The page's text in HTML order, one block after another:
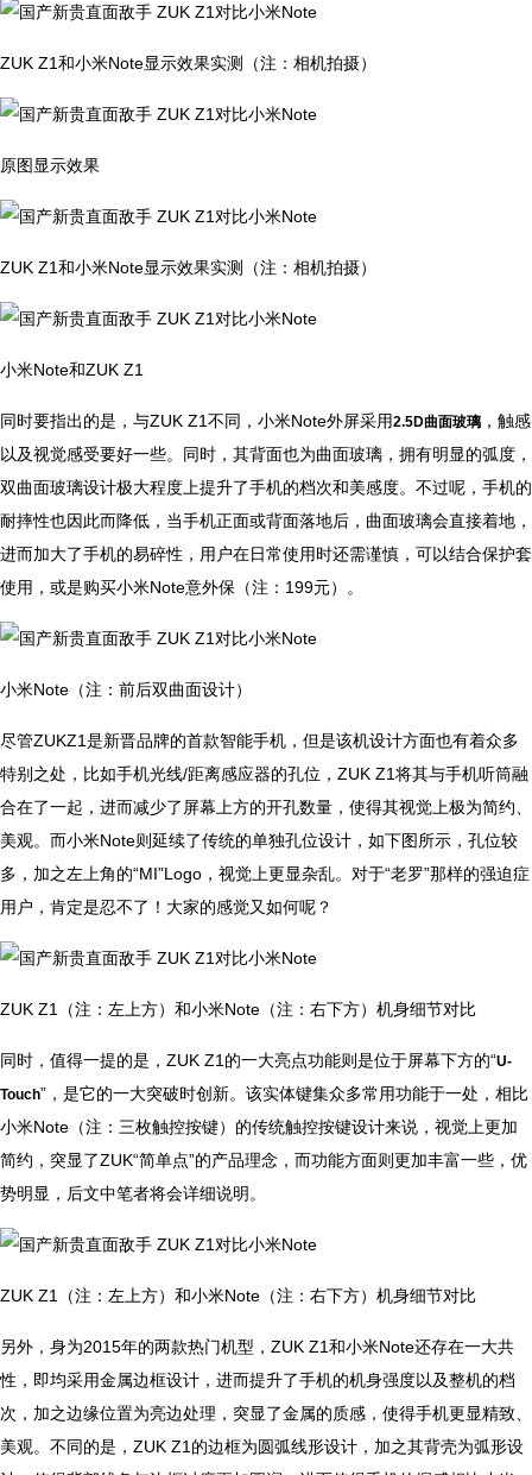
ZUK Z1和小米Note显示效果实测（注：相机拍摄）
原图显示效果
ZUK Z1和小米Note显示效果实测（注：相机拍摄）
小米Note和ZUK Z1
同时要指出的是，与ZUK Z1不同，小米Note外屏采用2.5D曲面玻璃 ，触感
以及视觉感受要好一些。同时，其背面也为曲面玻璃，拥有明显的弧度，
双曲面玻璃设计极大程度上提升了手机的档次和美感度。不过呢，手机的
耐摔性也因此而降低，当手机正面或背面落地后，曲面玻璃会直接着地，
进而加大了手机的易碎性，用户在日常使用时还需谨慎，可以结合保护套
使用，或是购买小米Note意外保（注：199元）。
小米Note（注：前后双曲面设计）
尽管ZUKZ1是新晋品牌的首款智能手机，但是该机设计方面也有着众多
特别之处，比如手机光线/距离感应器的孔位，ZUK Z1将其与手机听筒融
合在了一起，进而减少了屏幕上方的开孔数量，使得其视觉上极为简约、
美观。而小米Note则延续了传统的单独孔位设计，如下图所示，孔位较
多，加之左上角的“MI”Logo，视觉上更显杂乱。对于“老罗”那样的强迫症
用户，肯定是忍不了！大家的感觉又如何呢？
ZUK Z1（注：左上方）和小米Note（注：右下方）机身细节对比
同时，值得一提的是，ZUK Z1的一大亮点功能则是位于屏幕下方的“U-
Touch”，是它的一大突破时创新。该实体键集众多常用功能于一处，相比
小米Note（注：三枚触控按键）的传统触控按键设计来说，视觉上更加
简约，突显了ZUK“简单点”的产品理念，而功能方面则更加丰富一些，优
势明显，后文中笔者将会详细说明。
ZUK Z1（注：左上方）和小米Note（注：右下方）机身细节对比
另外，身为2015年的两款热门机型，ZUK Z1和小米Note还存在一大共
性，即均采用金属边框设计，进而提升了手机的机身强度以及整机的档
次，加之边缘位置为亮边处理，突显了金属的质感，使得手机更显精致、
美观。不同的是，ZUK Z1的边框为圆弧线形设计，加之其背壳为弧形设